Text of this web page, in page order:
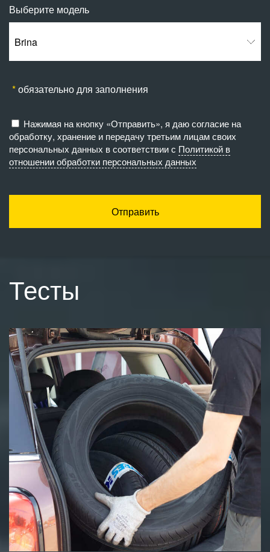
Выберите модель
Brina
обязательно для заполнения
Нажимая на кнопку «Отправить», я даю согласие на
обработку, хранение и передачу третьим лицам своих
персональных данных в соответствии с Политикой в
отношении обработки персональных данных
Отправить
Тесты